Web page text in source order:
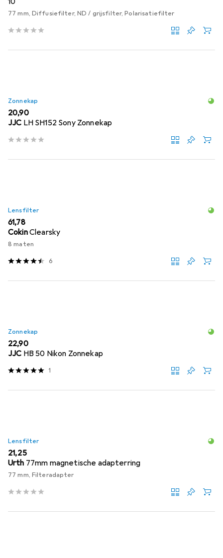
77 mm, Diffusiefilter, ND / grijsfilter, Polarisatiefilter
Zonnekap
EUR
20,90
JJC LH SH152 Sony Zonnekap
Lensfilter
EUR
61,78
CokinClearsky
8 maten
6
Zonnekap
EUR
22,90
JJC HB 50 Nikon Zonnekap
1
Lensfilter
EUR
21,25
Urth 77mm magnetische adapterring
77 mm, Filteradapter